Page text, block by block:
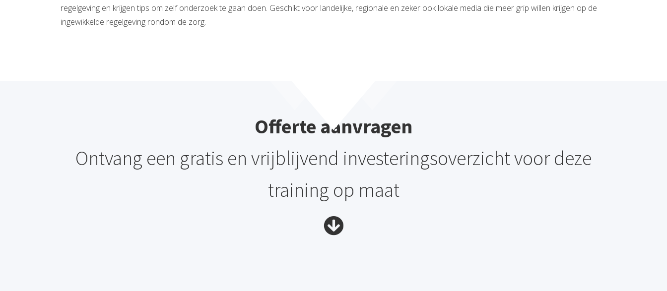
regelgeving en krijgen tips om zelf onderzoek te gaan doen. Geschikt voor landelijke, regionale en zeker ook lokale media die meer grip willen krijgen op de
ingewikkelde regelgeving rondom de zorg.
Offerte aanvragen
Ontvang een gratis en vrijblijvend investeringsoverzicht voor deze
training op maat